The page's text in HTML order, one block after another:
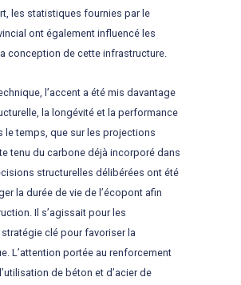
les statistiques fournies par le
ont également influencé les
conception de cette infrastructure.
l’accent a été mis davantage
la longévité et la performance
le temps, que sur les projections
tenu du carbone déjà incorporé dans
structurelles délibérées ont été
la durée de vie de l’écopont afin
Il s’agissait pour les
clé pour favoriser la
L’attention portée au renforcement
de béton et d’acier de